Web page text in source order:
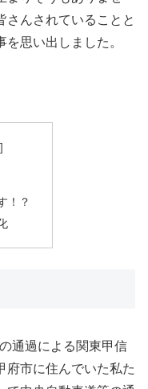
さんされていることと
思い出しました。
！？
通過による関東甲信
府市に住んでいた私た